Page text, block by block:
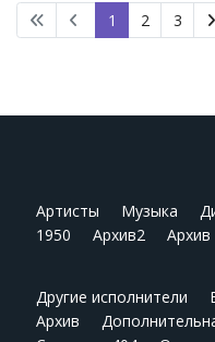
1 2 3
Артисты Музыка
1950
Архив2 Архив
Другие исполнители
Архив